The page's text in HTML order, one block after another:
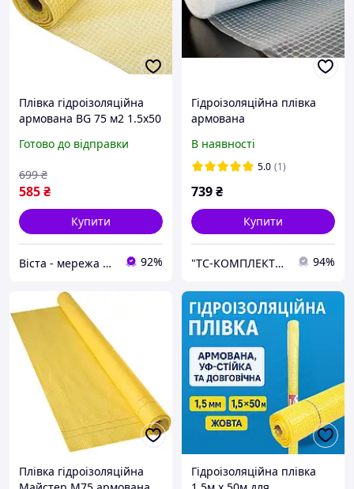
Плівка гідроізоляційна
армована BG 75 м2 1.5х50
Готово до відправки
585₴
699 ₴
Купити
Віста - мережа будівельно-господарчих маркетів 92%
Гідроізоляційна плівка
армована
В наявності
5.0 (1)
739₴
Купити
"ТС-КОМПЛЕКТ" ООО 94%
Плівка гідроізоляційна Гідроізоляційна плівка